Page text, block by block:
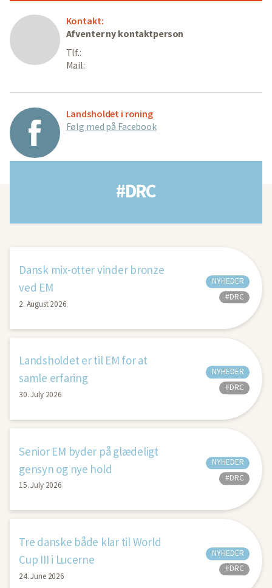
Kontakt:
Afventer ny kontaktperson
Tlf.:
Mail:
Landsholdet i roning
Følg med på Facebook
#DRC
Dansk mix-otter vinder bronze
ved EM
2. August 2026
NYHEDER
#DRC
Landsholdet er til EM for at
samle erfaring
30. July 2026
NYHEDER
#DRC
Senior EM byder på glædeligt
gensyn og nye hold
15. July 2026
NYHEDER
#DRC
Tre danske både klar til World
Cup III i Lucerne
24. June 2026
NYHEDER
#DRC